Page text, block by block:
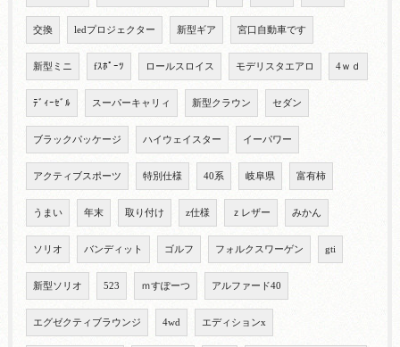
交換 ledプロジェクター 新型ギア 宮口自動車です
新型ミニ fｽﾎﾟｰﾂ ロールスロイス モデリスタエアロ 4ｗｄ
ﾃﾞｨｰｾﾞﾙ スーパーキャリィ 新型クラウン セダン
ブラックパッケージ ハイウェイスター イーパワー
アクティブスポーツ 特別仕様 40系 岐阜県 富有柿
うまい 年末 取り付け z仕様 ｚレザー みかん
ソリオ バンディット ゴルフ フォルクスワーゲン gti
新型ソリオ 523 ｍすぽーつ アルファード40
エグゼクティブラウンジ 4wd エディションx